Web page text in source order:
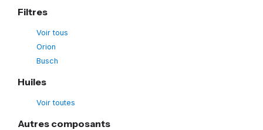
Filtres
Voir tous
Orion
Busch
Huiles
Voir toutes
Autres composants